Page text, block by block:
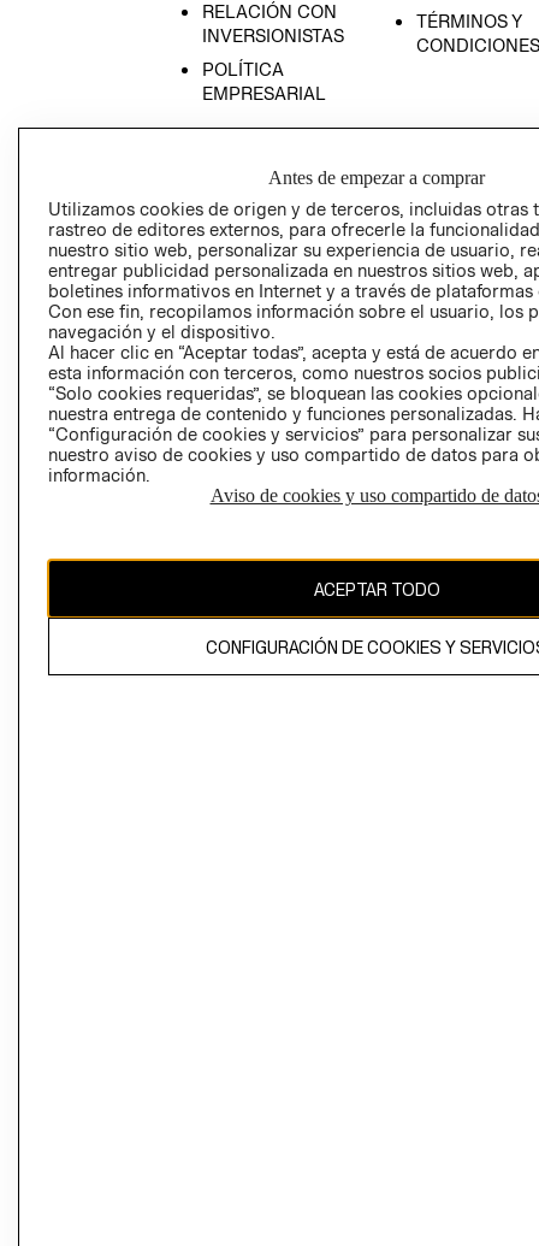
RELACIÓN CON
INVERSIONISTAS
POLÍTICA
EMPRESARIAL
TÉRMINOS Y
CONDICIONES
AVISO DE
PRIVACIDAD
GIFT CARD
AVISO DE
Perú (S/)
El contenido de esta página web está protegido por copyright y es
propiedad de H&M Hennes & Mauritz AB
Antes de empezar a comprar
Utilizamos cookies de origen y de terceros, incluidas otras
rastreo de editores externos, para ofrecerle la
nuestro sitio web, personalizar su experiencia de usuario,
entregar publicidad personalizada en nuestros sitios web,
boletines informativos en Internet y a través de plataformas
Con ese fin, recopilamos información sobre el usuario, los
navegación y el dispositivo.
Al hacer clic en “Aceptar todas”, acepta y está de acuerdo
esta información con terceros, como nuestros socios
“Solo cookies requeridas”, se bloquean las cookies
nuestra entrega de contenido y funciones personalizadas.
“Configuración de cookies y servicios” para personalizar
nuestro aviso de cookies y uso compartido de datos para
información.
Aviso de cookies y uso compartido de
ACEPTAR TODO
CONFIGURACIÓN DE COOKIES Y